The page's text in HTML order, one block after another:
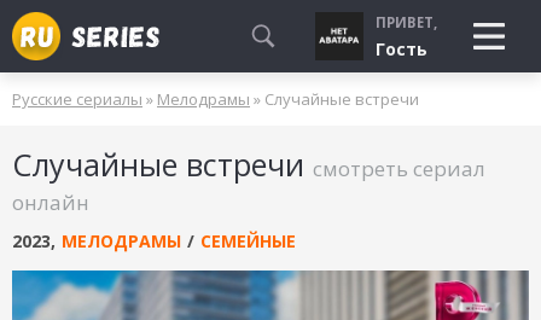
СМОТРЮ
БУДУ СМОТРЕТЬ
УЖЕ СМОТРЕЛ
ПРИВЕТ,
Гость
Русские сериалы » Мелодрамы » Случайные встречи
Случайные встречи смотреть сериал
онлайн
2023, МЕЛОДРАМЫ / СЕМЕЙНЫЕ